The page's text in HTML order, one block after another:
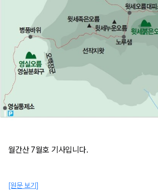
월간산 7월호 기사입니다.
[원문 보기]